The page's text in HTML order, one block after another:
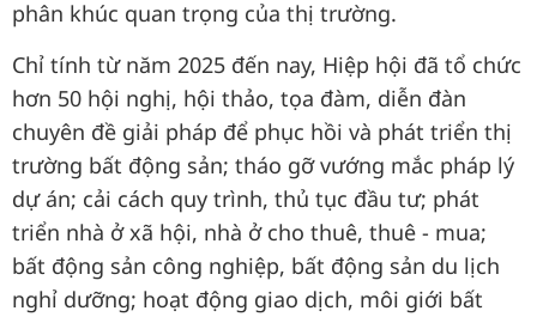
phân khúc quan trọng của thị trường.
Chỉ tính từ năm 2025 đến nay, Hiệp hội đã tổ chức
hơn 50 hội nghị, hội thảo, tọa đàm, diễn đàn
chuyên đề giải pháp để phục hồi và phát triển thị
trường bất động sản; tháo gỡ vướng mắc pháp lý
dự án; cải cách quy trình, thủ tục đầu tư; phát
triển nhà ở xã hội, nhà ở cho thuê, thuê - mua;
bất động sản công nghiệp, bất động sản du lịch
nghỉ dưỡng; hoạt động giao dịch, môi giới bất